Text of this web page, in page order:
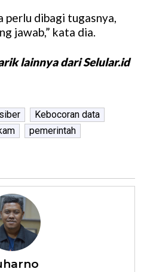
perlu dibagi tugasnya,
jawab,” kata dia.
lainnya dari Selular.id
Kebocoran data
pemerintah